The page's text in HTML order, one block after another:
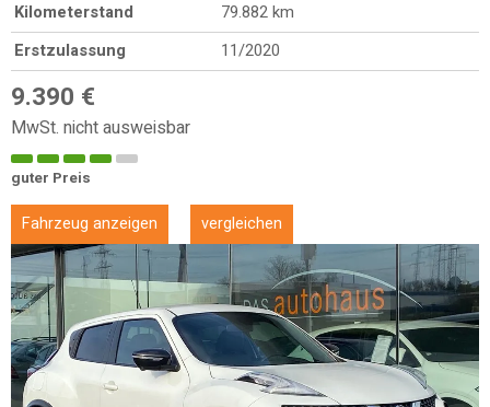
Kilometerstand
79.882 km
Erstzulassung
11/2020
9.390 €
MwSt. nicht ausweisbar
guter Preis
Fahrzeug anzeigen vergleichen